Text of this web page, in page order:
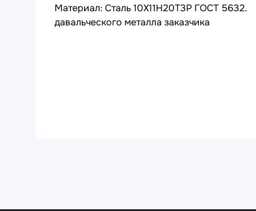
Материал: Сталь 10Х11Н20Т3Р ГОСТ 5632.
давальческого металла заказчика